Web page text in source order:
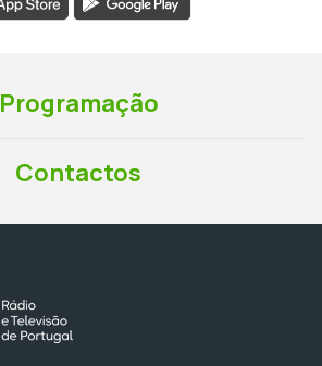
Programação
Contactos